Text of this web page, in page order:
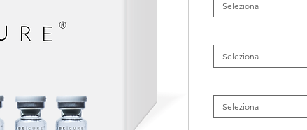
Seleziona
Seleziona
Seleziona